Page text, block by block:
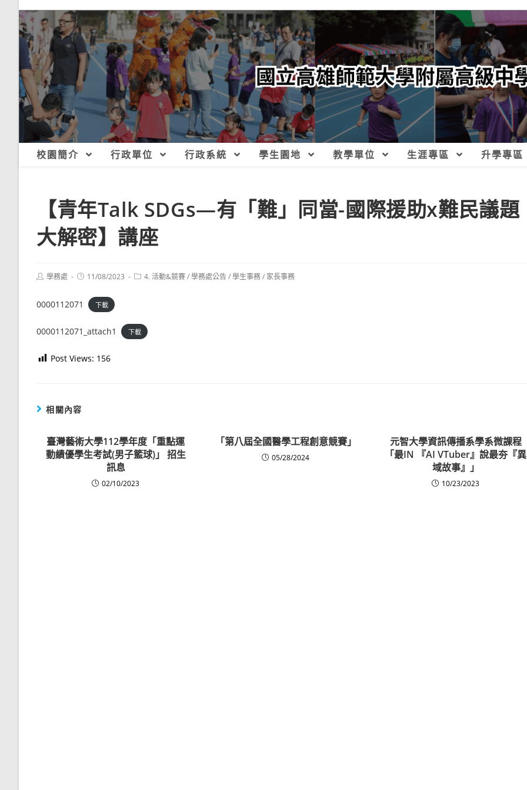
校園簡介 行政單位 行政系統 學生園地 教學單位 生涯專區 升學專區
【青年Talk SDGs—有「難」同當-國際援助x難民議題
大解密】講座
Post學務處
Post11/08/2023
Post4. 活動&競賽/學務處公告/學生事務/ 家長事務
0000112071 下載
0000112071_attach1 下載
Post Views: 156
相關內容
臺灣藝術大學112學年度「重點運
動績優學生考試(男子籃球)」 招生
訊息
02/10/2023
「第八屆全國醫學工程創意競賽」
05/28/2024
元智大學資訊傳播系學系微課程
「最IN 『AI VTuber』說最夯『異
域故事』」
10/23/2023